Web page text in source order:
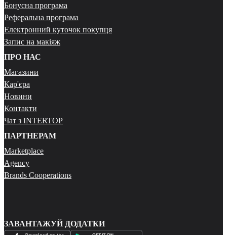
Бонусна програма
Реферальна програма
Електронний куточок покупця
Запис на макіяж
ПРО НАС
Магазини
Кар'єра
Новини
Контакти
Чат з INTERTOP
ПАРТНЕРАМ
Marketplace
Agency
Brands Cooperations
ЗАВАНТАЖУЙ ДОДАТКИ